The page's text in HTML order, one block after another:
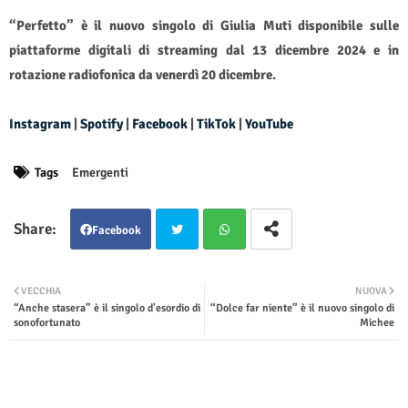
“Perfetto” è il nuovo singolo di Giulia Muti disponibile sulle
piattaforme digitali di streaming dal 13 dicembre 2024 e in
rotazione radiofonica da venerdì 20 dicembre.
Instagram Spotify| Facebook TikTok YouTube
Tags Emergenti
Facebook
ter tsap
NUOVA
“Dolce far niente” è il nuovo singolo di
Michee
VECCHIA
“Anche stasera” è il singolo d'esordio di
sonofortunato